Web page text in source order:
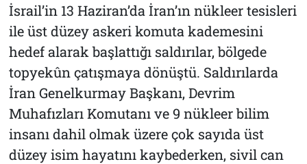
İsrail’in 13 Haziran’da İran’ın nükleer tesisleri
ile üst düzey askeri komuta kademesini
hedef alarak başlattığı saldırılar, bölgede
topyekûn çatışmaya dönüştü. Saldırılarda
İran Genelkurmay Başkanı, Devrim
Muhafızları Komutanı ve 9 nükleer bilim
insanı dahil olmak üzere çok sayıda üst
düzey isim hayatını kaybederken, sivil can